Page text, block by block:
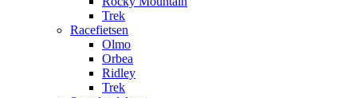
Trek
Racefietsen
Olmo
Orbea
Ridley
Trek